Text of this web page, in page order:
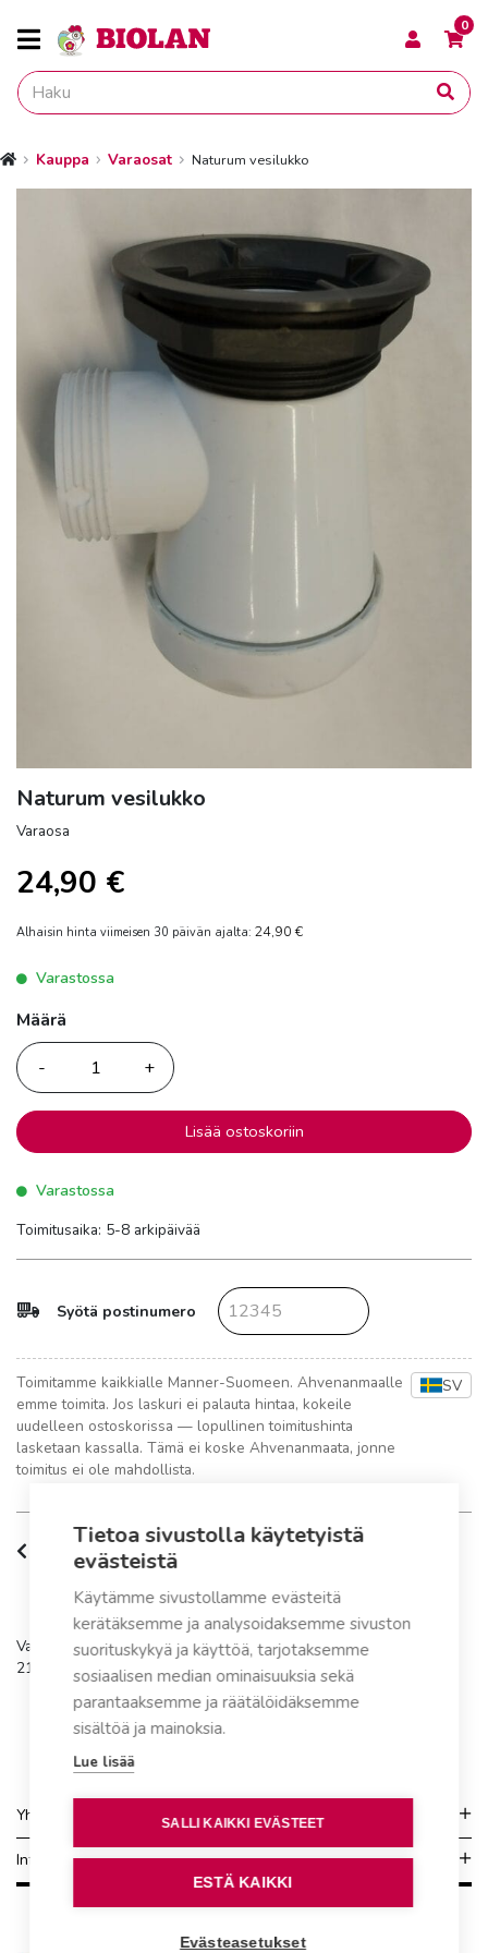
0
EtusivuKauppa Varaosat Naturum vesilukko
Naturum vesilukko
Varaosa
24,90 €
Alhaisin hinta viimeisen 30 päivän ajalta: 24,90€
Varastossa
Määrä
Määrä
Lisää ostoskoriin
Varastossa
Toimitusaika: 5-8 arkipäivää
Syötä postinumero
Toimitamme kaikkialle Manner-Suomeen. Ahvenanmaalle
emme toimita. Jos laskuri ei palauta hintaa, kokeile
uudelleen ostoskorissa — lopullinen toimitushinta
lasketaan kassalla. Tämä ei koske Ahvenanmaata, jonne
toimitus ei ole mahdollista.
SV
Tuotteen kuvaus
Varaosa sopii tuotemalliin Naturum (9/2011-2016), osanumero
21
Yhteydenotto
Info
Tietoa sivustolla käytetyistä
evästeistä
Käytämme sivustollamme evästeitä
kerätäksemme ja analysoidaksemme sivuston
suorituskykyä ja käyttöä, tarjotaksemme
sosiaalisen median ominaisuuksia sekä
parantaaksemme ja räätälöidäksemme
sisältöä ja mainoksia.
Lue lisää
SALLI KAIKKI EVÄSTEET
ESTÄ KAIKKI
Evästeasetukset